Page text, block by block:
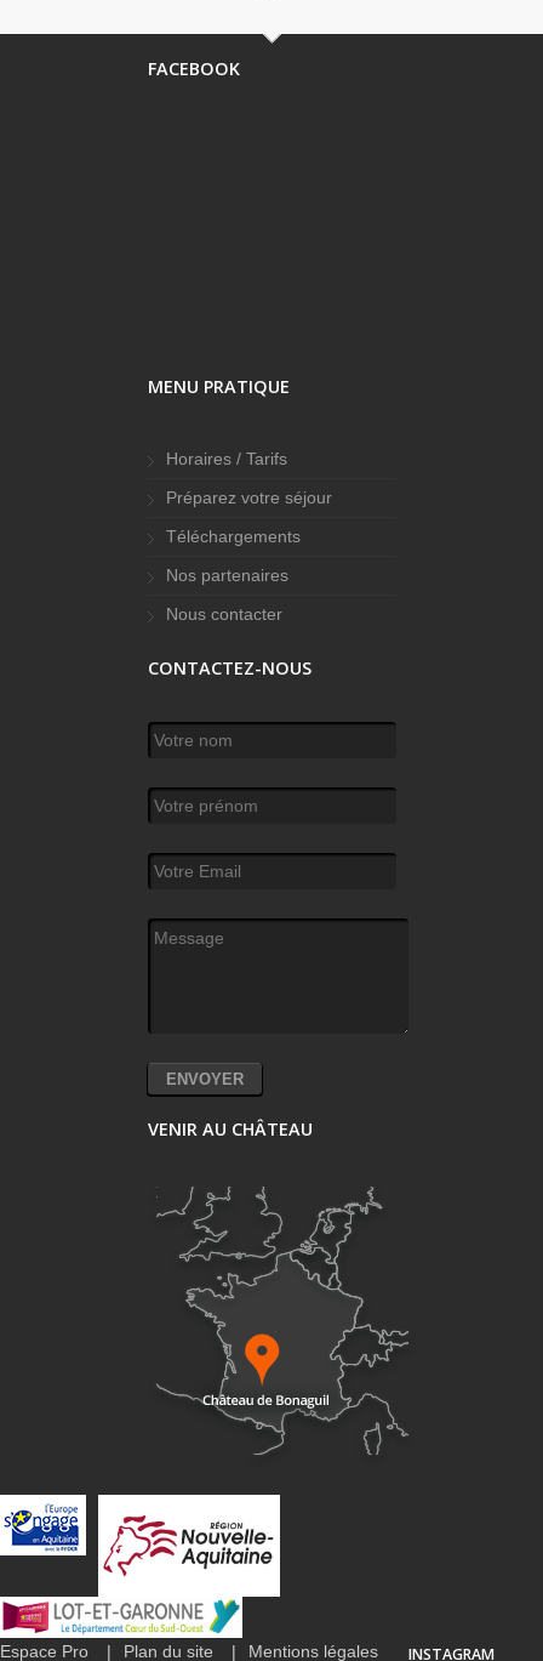
FACEBOOK
MENU PRATIQUE
Horaires / Tarifs
Préparez votre séjour
Téléchargements
Nos partenaires
Nous contacter
CONTACTEZ-NOUS
Votre nom
Votre prénom
Votre Email
Message
VENIR AU CHÂTEAU
Espace Pro Plan du site Mentions légales INSTAGRAM